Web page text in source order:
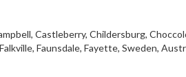
Castleberry, Childersburg,
Faunsdale, Fayette, Sweden,